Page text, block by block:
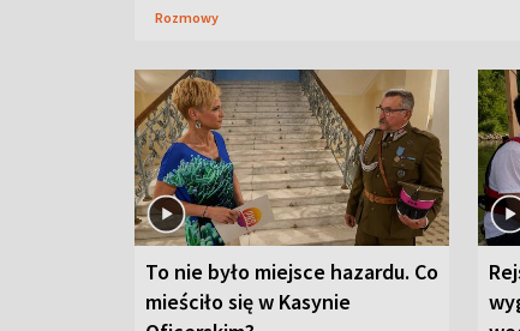
Rozmowy
To nie było miejsce hazardu. Co
mieściło się w Kasynie